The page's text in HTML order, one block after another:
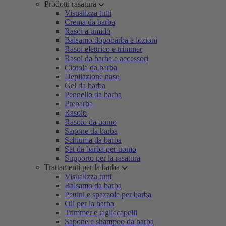
Prodotti rasatura
Visualizza tutti
Crema da barba
Rasoi a umido
Balsamo dopobarba e lozioni
Rasoi elettrico e trimmer
Rasoi da barba e accessori
Ciotola da barba
Depilazione naso
Gel da barba
Pennello da barba
Prebarba
Rasoio
Rasoio da uomo
Sapone da barba
Schiuma da barba
Set da barba per uomo
Supporto per la rasatura
Trattamenti per la barba
Visualizza tutti
Balsamo da barba
Pettini e spazzole per barba
Oli per la barba
Trimmer e tagliacapelli
Sapone e shampoo da barba